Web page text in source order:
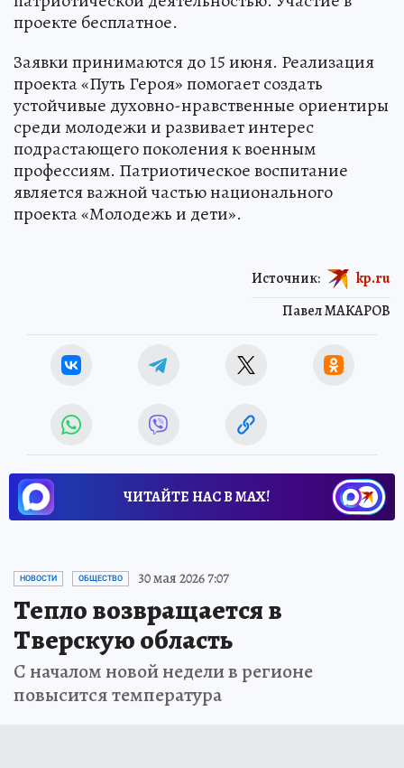
проекте бесплатное.
Заявки принимаются до 15 июня. Реализация
проекта «Путь Героя» помогает создать
устойчивые духовно-нравственные ориентиры
среди молодежи и развивает интерес
подрастающего поколения к военным
профессиям. Патриотическое воспитание
является важной частью национального
проекта «Молодежь и дети».
Павел МАКАРОВ
Источник: kp.ru
ЧИТАЙТЕ НАС В МАХ!
НОВОСТИ ОБЩЕСТВО 30 мая 2026 7:07
Тепло возвращается в
Тверскую область
С началом новой недели в регионе
повысится температура